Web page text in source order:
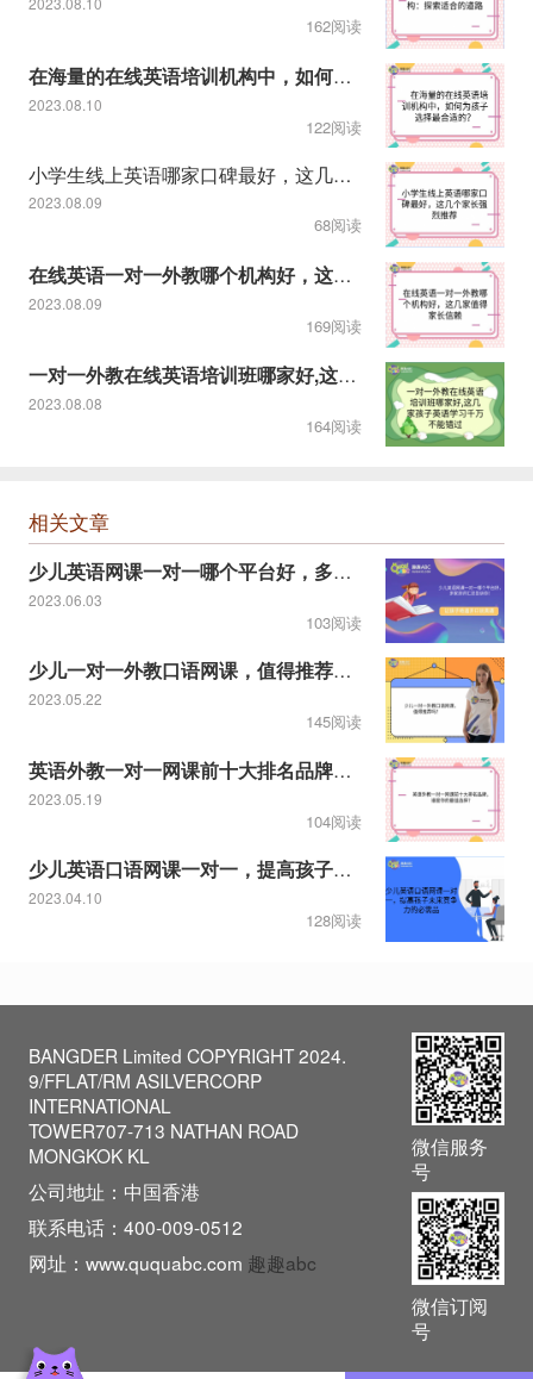
162阅读
在海量的在线英语培训机构中，如何为孩子选择最合适的？
2023.08.10
122阅读
小学生线上英语哪家口碑最好，这几个家长强烈推荐
2023.08.09
68阅读
在线英语一对一外教哪个机构好，这几家值得家长信赖
2023.08.09
169阅读
一对一外教在线英语培训班哪家好,这几家孩子英语学习千万不能错
2023.08.08
164阅读
相关文章
少儿英语网课一对一哪个平台好，多家测评汇总告诉你！
2023.06.03
103阅读
少儿一对一外教口语网课，值得推荐吗？
2023.05.22
145阅读
英语外教一对一网课前十大排名品牌，谁是你的最佳选择？
2023.05.19
104阅读
少儿英语口语网课一对一，提高孩子未来竞争力的必需品
2023.04.10
128阅读
BANGDER Limited COPYRIGHT 2024.
9/FFLAT/RM ASILVERCORP
INTERNATIONAL
TOWER707-713 NATHAN ROAD
MONGKOK KL
公司地址：中国香港
联系电话：400-009-0512
网址：www.ququabc.com 趣趣abc
微信服务
号
微信订阅
号